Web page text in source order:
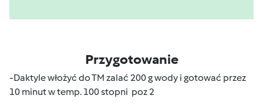
Przygotowanie
-Daktyle włożyć do TM zalać 200 g wody i gotować przez
10 minut w temp. 100 stopni poz 2